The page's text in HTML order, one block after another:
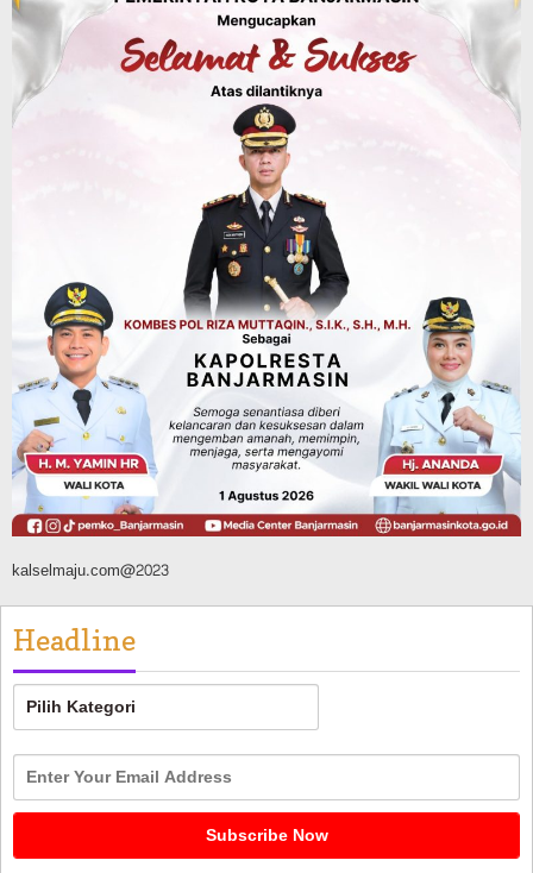
Dinas PUPR Kalsel Headline Pembangunan
Jalan Veteran Km 5,5 Sungai Lulut
Dibuka Pasca Retak dan Amblas,
Angkutan Bertonase 6 Ton Lebih Tak
Diperbolehkan Melintas
Headline
Panaskan Kembali Arena Panjat Tebing,
FPTI Banjarmasin Siapkan Sirkuit se-
Kalsel
Agustus 8, 2026
kalselmaju.com@2023
Headline
Headline